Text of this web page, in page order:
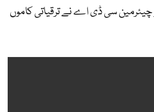
سی ڈی اے نے ترقیاتی کاموں